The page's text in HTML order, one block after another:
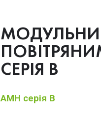
СЕРІЯ В
AMH серія В